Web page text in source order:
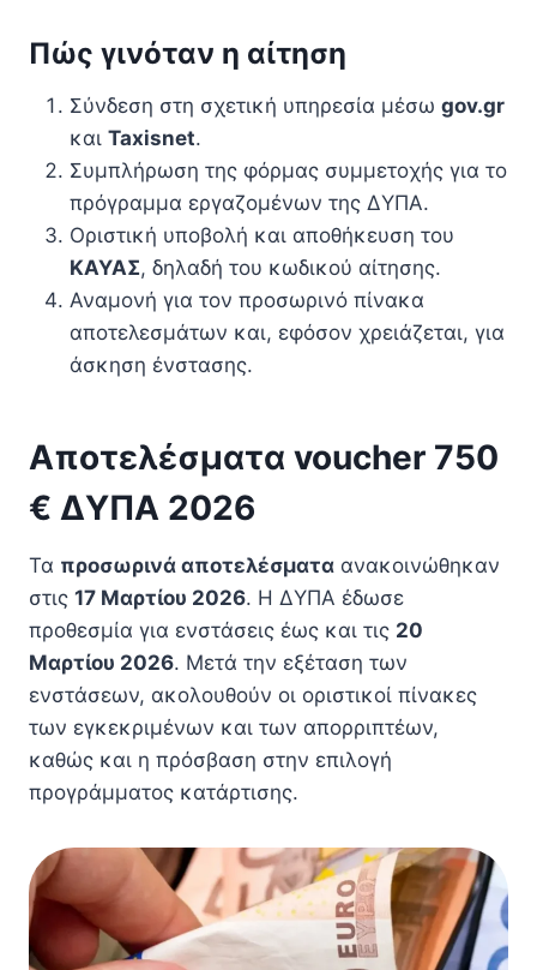
Πώς γινόταν η αίτηση
Σύνδεση στη σχετική υπηρεσία μέσω gov.gr
και Taxisnet.
Συμπλήρωση της φόρμας συμμετοχής για το
πρόγραμμα εργαζομένων της ΔΥΠΑ.
Οριστική υποβολή και αποθήκευση του
ΚΑΥΑΣ, δηλαδή του κωδικού αίτησης.
Αναμονή για τον προσωρινό πίνακα
αποτελεσμάτων και, εφόσον χρειάζεται, για
άσκηση ένστασης.
Αποτελέσματα voucher 750
€ ΔΥΠΑ 2026
Τα προσωρινά αποτελέσματα ανακοινώθηκαν
στις 17 Μαρτίου 2026. Η ΔΥΠΑ έδωσε
προθεσμία για ενστάσεις έως και τις 20
Μαρτίου 2026. Μετά την εξέταση των
ενστάσεων, ακολουθούν οι οριστικοί πίνακες
των εγκεκριμένων και των απορριπτέων,
καθώς και η πρόσβαση στην επιλογή
προγράμματος κατάρτισης.